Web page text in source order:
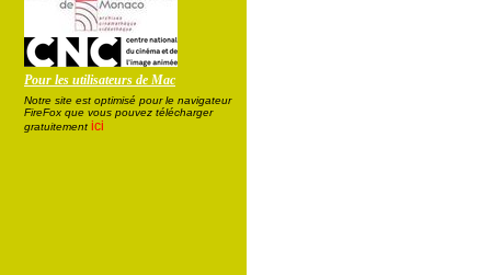
Pour les utilisateurs de Mac
Notre site est optimisé pour le navigateur
FireFox que vous pouvez télécharger
gratuitement ici